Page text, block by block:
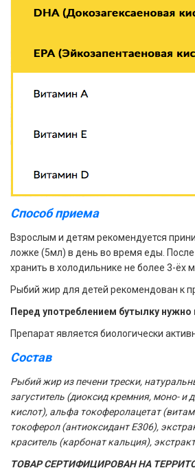
Способ приема
Взрослым и детям рекомендуется
ложке (5мл) в день во время еды.
хранить в холодильнике не более 3-ёх
Рыбий жир для детей рекомендован к
Перед употреблением бутылку нужно
Препарат является биологически
Состав
Рыбий жир из печени трески,
загуститель (диоксид кремния, моно-
кислот), альфа токоферолацетат
токоферол (антиоксидант E306),
краситель (карбонат кальция),
ТОВАР СЕРТИФИЦИРОВАН НА